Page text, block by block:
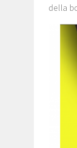
della